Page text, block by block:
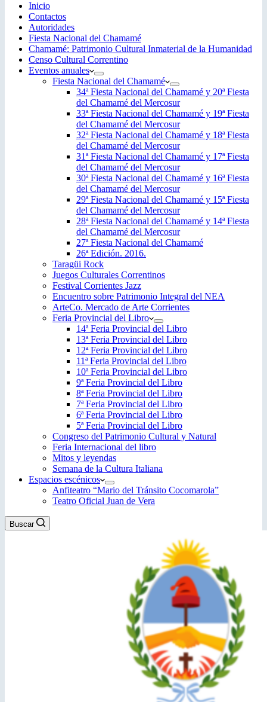
Inicio
Contactos
Autoridades
Fiesta Nacional del Chamamé
Chamamé: Patrimonio Cultural Inmaterial de la Humanidad
Censo Cultural Correntino
Eventos anuales
Fiesta Nacional del Chamamé
34ª Fiesta Nacional del Chamamé y 20ª Fiesta
del Chamamé del Mercosur
33ª Fiesta Nacional del Chamamé y 19ª Fiesta
del Chamamé del Mercosur
32ª Fiesta Nacional del Chamamé y 18ª Fiesta
del Chamamé del Mercosur
31ª Fiesta Nacional del Chamamé y 17ª Fiesta
del Chamamé del Mercosur
30ª Fiesta Nacional del Chamamé y 16ª Fiesta
del Chamamé del Mercosur
29ª Fiesta Nacional del Chamamé y 15ª Fiesta
del Chamamé del Mercosur
28ª Fiesta Nacional del Chamamé y 14ª Fiesta
del Chamamé del Mercosur
27ª Fiesta Nacional del Chamamé
26ª Edición. 2016.
Taragüi Rock
Juegos Culturales Correntinos
Festival Corrientes Jazz
Encuentro sobre Patrimonio Integral del NEA
ArteCo. Mercado de Arte Corrientes
Feria Provincial del Libro
14ª Feria Provincial del Libro
13ª Feria Provincial del Libro
12ª Feria Provincial del Libro
11ª Feria Provincial del Libro
10ª Feria Provincial del Libro
9ª Feria Provincial del Libro
8ª Feria Provincial del Libro
7ª Feria Provincial del Libro
6ª Feria Provincial del Libro
5ª Feria Provincial del Libro
Congreso del Patrimonio Cultural y Natural
Feria Internacional del libro
Mitos y leyendas
Semana de la Cultura Italiana
Espacios escénicos
Anfiteatro “Mario del Tránsito Cocomarola”
Teatro Oficial Juan de Vera
Buscar